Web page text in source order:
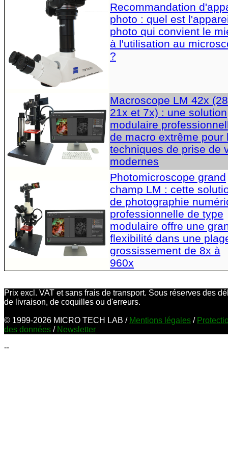
Recommandation
photo : quel est
photo qui convient le
à l'utilisation au
?
Macroscope LM 42x
21x et 7x) : une solution
modulaire
de macro extrême pour
techniques de prise de
modernes
Photomicroscope grand
champ LM : cette
de photographie
professionnelle de type
modulaire offre une
flexibilité dans une
grossissement de 8x à
960x
Prix excl. VAT et sans frais de transport. Sous réserves des
de livraison, de coquilles ou d'erreurs.
© 1999-2026 MICRO TECH LAB / Mentions légales /
des données / Newsletter
--